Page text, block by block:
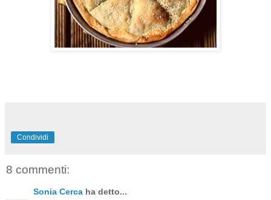
Condividi
8 commenti:
Sonia Cerca ha detto...